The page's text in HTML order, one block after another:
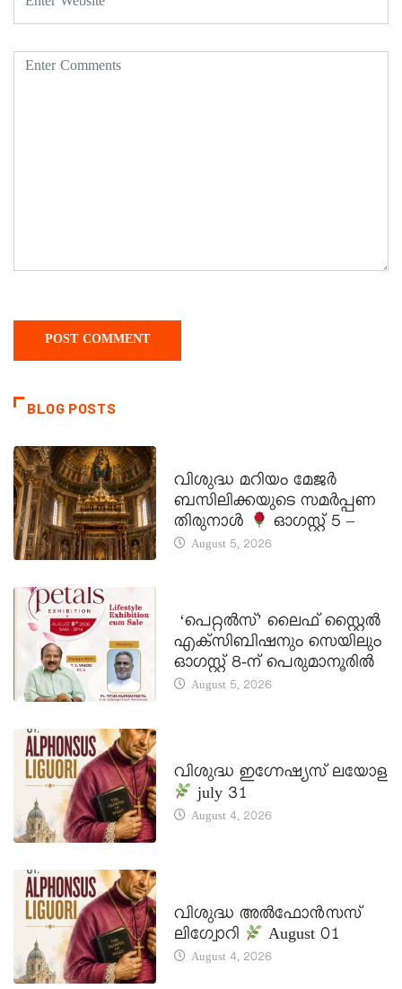
BLOG POSTS
വിശുദ്ധ മറിയം മേജർ
ബസിലിക്കയുടെ സമർപ്പണ
തിരുനാൾ
ഓഗസ്റ്റ് 5 –
August 5, 2026
‘പെറ്റൽസ്’ ലൈഫ് സ്റ്റൈൽ
എക്സിബിഷനും സെയിലും
ഓഗസ്റ്റ് 8-ന് പെരുമാനൂരിൽ
August 5, 2026
വിശുദ്ധ ഇഗ്നേഷ്യസ് ലയോള
july 31
August 4, 2026
വിശുദ്ധ അൽഫോൻസസ്
ലിഗ്വോറി
August 01
August 4, 2026